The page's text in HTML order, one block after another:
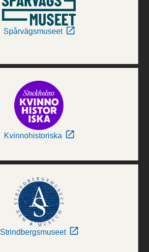
Spårvägsmuseet
Kvinnohistoriska
Strindbergsmuseet